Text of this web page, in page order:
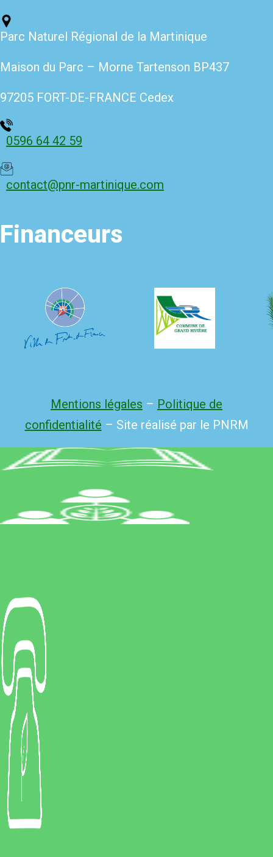
Parc Naturel Régional de la Martinique
Maison du Parc – Morne Tartenson BP437
97205 FORT-DE-FRANCE Cedex
0596 64 42 59
contact@pnr-martinique.com
Financeurs
Mentions légales – Politique de
confidentialité – Site réalisé par le PNRM